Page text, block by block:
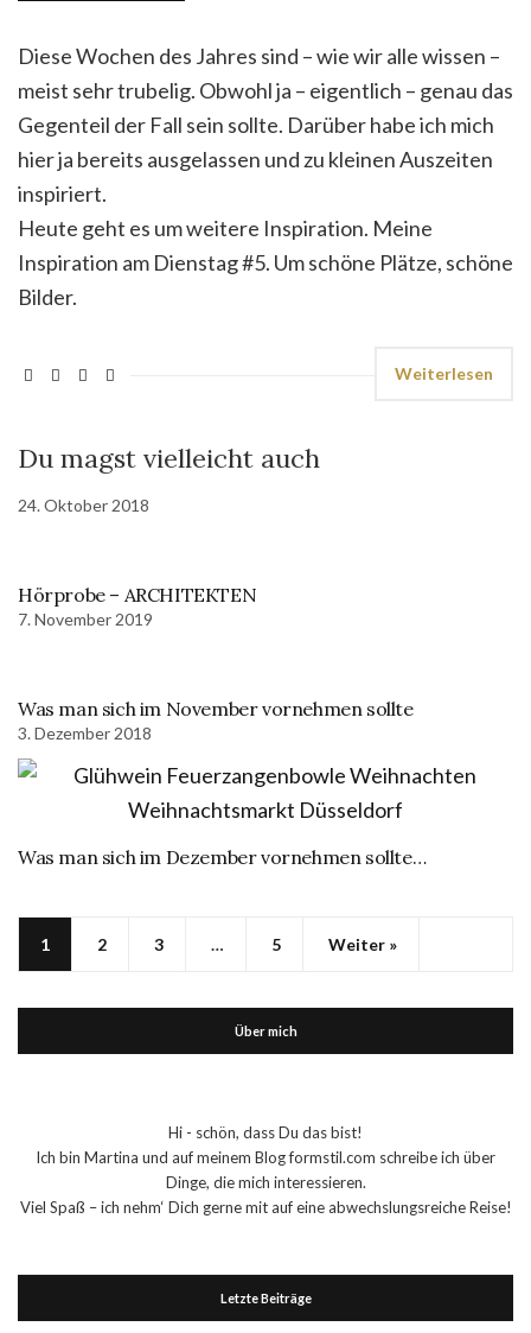
Diese Wochen des Jahres sind – wie wir alle wissen –
meist sehr trubelig. Obwohl ja – eigentlich – genau das
Gegenteil der Fall sein sollte. Darüber habe ich mich
hier ja bereits ausgelassen und zu kleinen Auszeiten
inspiriert.
Heute geht es um weitere Inspiration. Meine
Inspiration am Dienstag #5. Um schöne Plätze, schöne
Bilder.
Weiterlesen
Du magst vielleicht auch
24. Oktober 2018
Hörprobe – ARCHITEKTEN
7. November 2019
Was man sich im November vornehmen sollte
3. Dezember 2018
Was man sich im Dezember vornehmen sollte…
1 2 3 … 5 Weiter »
Über mich
Hi - schön, dass Du das bist!
Ich bin Martina und auf meinem Blog formstil.com schreibe ich über
Dinge, die mich interessieren.
Viel Spaß – ich nehm‘ Dich gerne mit auf eine abwechslungsreiche Reise!
Letzte Beiträge